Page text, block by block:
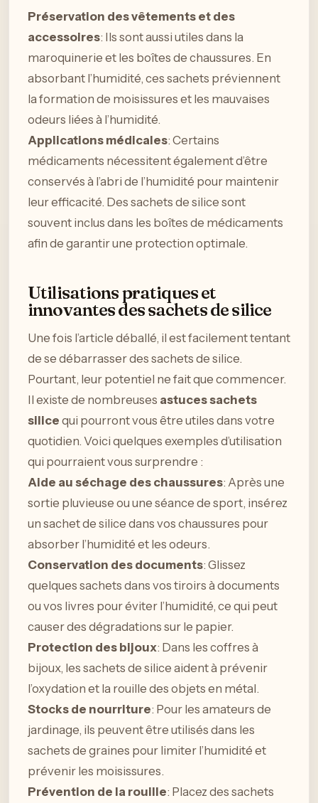
Préservation des vêtements et des
accessoires: Ils sont aussi utiles dans la
maroquinerie et les boîtes de chaussures. En
absorbant l’humidité, ces sachets préviennent
la formation de moisissures et les mauvaises
odeurs liées à l’humidité.
Applications médicales: Certains
médicaments nécessitent également d’être
conservés à l’abri de l’humidité pour maintenir
leur efficacité. Des sachets de silice sont
souvent inclus dans les boîtes de médicaments
afin de garantir une protection optimale.
Utilisations pratiques et
innovantes des sachets de silice
Une fois l’article déballé, il est facilement tentant
de se débarrasser des sachets de silice.
Pourtant, leur potentiel ne fait que commencer.
Il existe de nombreuses astuces sachets
silice qui pourront vous être utiles dans votre
quotidien. Voici quelques exemples d’utilisation
qui pourraient vous surprendre :
Aide au séchage des chaussures: Après une
sortie pluvieuse ou une séance de sport, insérez
un sachet de silice dans vos chaussures pour
absorber l’humidité et les odeurs.
Conservation des documents: Glissez
quelques sachets dans vos tiroirs à documents
ou vos livres pour éviter l’humidité, ce qui peut
causer des dégradations sur le papier.
Protection des bijoux: Dans les coffres à
bijoux, les sachets de silice aident à prévenir
l’oxydation et la rouille des objets en métal.
Stocks de nourriture: Pour les amateurs de
jardinage, ils peuvent être utilisés dans les
sachets de graines pour limiter l’humidité et
prévenir les moisissures.
Prévention de la rouille: Placez des sachets